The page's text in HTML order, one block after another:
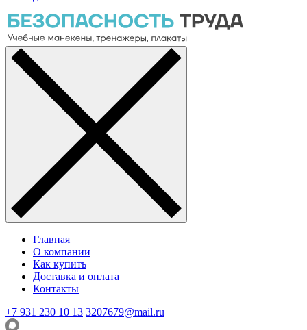
Главная
О компании
Как купить
Доставка и оплата
Контакты
+7 931 230 10 13 3207679@mail.ru